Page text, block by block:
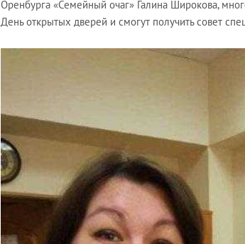
Оренбурга «Семейный очаг» Галина Широкова,
День открытых дверей и смогут получить совет